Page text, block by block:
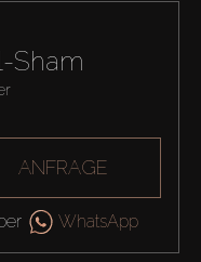
Sham
ANFRAGE
WhatsApp